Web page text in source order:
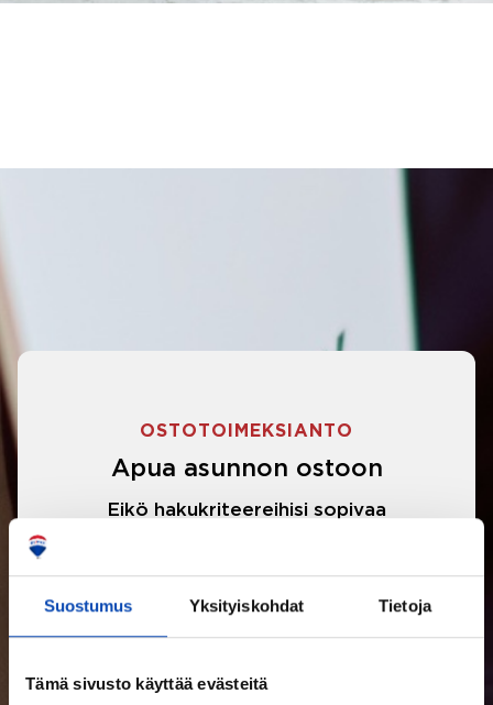
Suostumus Yksityiskohdat Tietoja
Tämä sivusto käyttää evästeitä
OSTOTOIMEKSIANTO
Apua asunnon ostoon
Eikö hakukriteereihisi sopivaa